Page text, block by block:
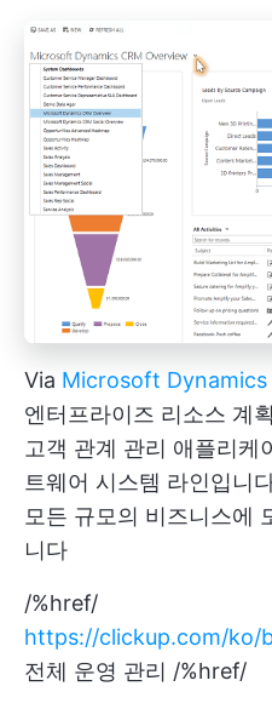
Via Microsoft Dynamics
엔터프라이즈 리소스 계
고객 관계 관리 애플리케
트웨어 시스템 라인입니
모든 규모의 비즈니스에
니다
/%href/
https://clickup.com/ko/
전체 운영 관리 /%href/